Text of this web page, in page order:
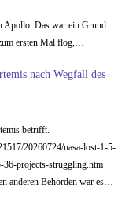
Apollo. Das war ein Grund
ersten Mal flog,…
nach Wegfall des
betrifft.
20260724/nasa-lost-1-5-
projects-struggling.htm
anderen Behörden war es…